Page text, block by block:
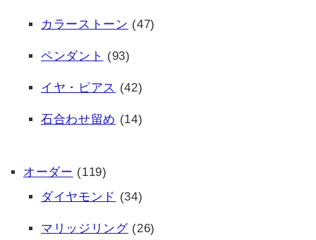
カラーストーン (47)
ペンダント (93)
イヤ・ピアス (42)
石合わせ留め (14)
オーダー (119)
ダイヤモンド (34)
マリッジリング(26)